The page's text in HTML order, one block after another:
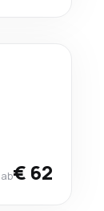
ab€ 62